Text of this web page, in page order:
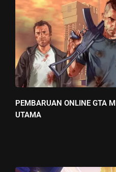
PEMBARUAN ONLINE GTA
UTAMA